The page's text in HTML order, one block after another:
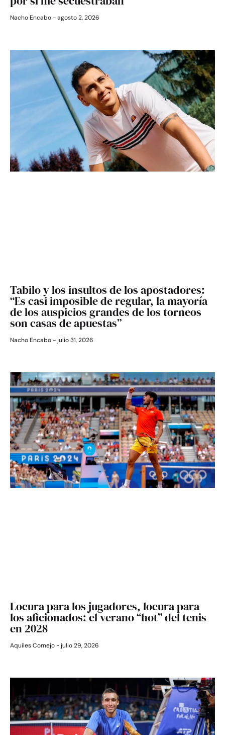
Nacho Encabo agosto 2, 2026
Tabilo y los insultos de los apostadores:
“Es casi imposible de regular, la mayoría
de los auspicios grandes de los torneos
son casas de apuestas”
Nacho Encabo julio 31, 2026
Locura para los jugadores, locura para
los aficionados: el verano “hot” del tenis
en 2028
Aquiles Cornejo julio 29, 2026